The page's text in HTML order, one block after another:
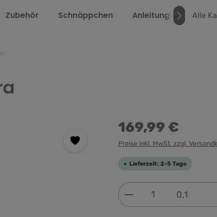
Zubehör Schnäppchen Anleitungen Alle
169,99 €
Preise inkl. MwSt. zzgl.
Lieferzeit: 2-5 Tage
Produkt Anzahl:
0,1